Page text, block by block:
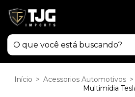
Início > Acessorios Automotivos >
Multimídia